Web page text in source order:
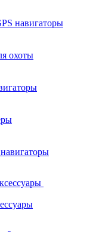
навигаторы
охоты